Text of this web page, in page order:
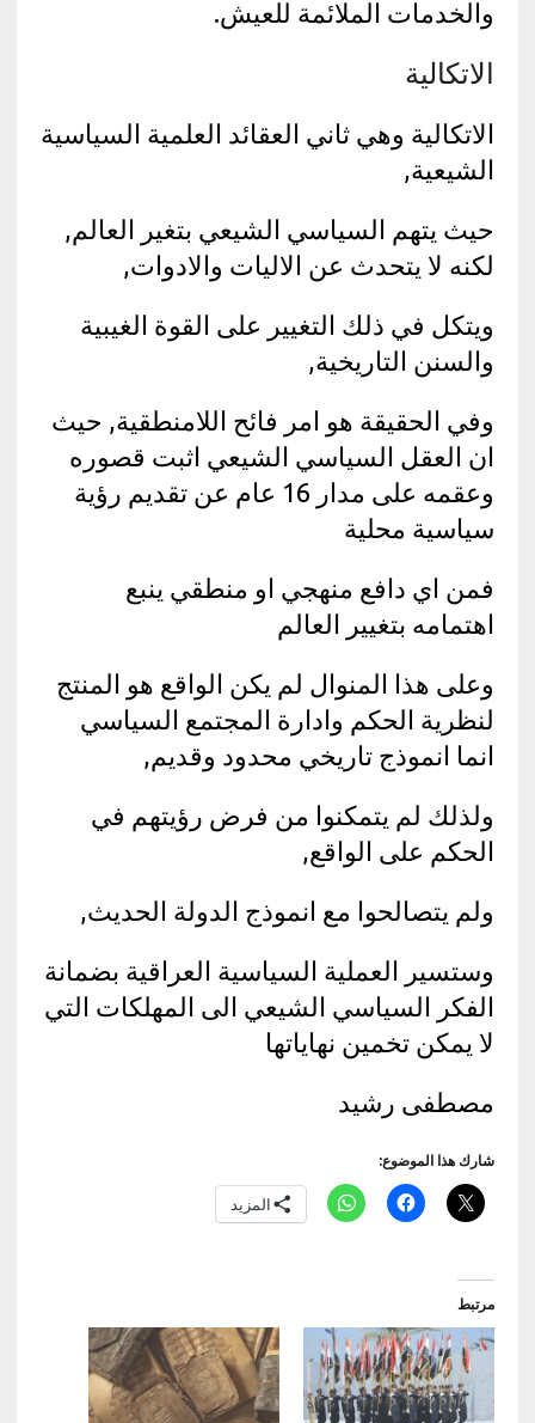
والخدمات الملائمة للعيش.
الاتكالية
الاتكالية وهي ثاني العقائد العلمية السياسية
الشيعية,
حيث يتهم السياسي الشيعي بتغير العالم,
لكنه لا يتحدث عن الاليات والادوات,
ويتكل في ذلك التغيير على القوة الغيبية
والسنن التاريخية,
وفي الحقيقة هو امر فائح اللامنطقية, حيث
ان العقل السياسي الشيعي اثبت قصوره
وعقمه على مدار 16 عام عن تقديم رؤية
سياسية محلية
فمن اي دافع منهجي او منطقي ينبع
اهتمامه بتغيير العالم
وعلى هذا المنوال لم يكن الواقع هو المنتج
لنظرية الحكم وادارة المجتمع السياسي
انما انموذج تاريخي محدود وقديم,
ولذلك لم يتمكنوا من فرض رؤيتهم في
الحكم على الواقع,
ولم يتصالحوا مع انموذج الدولة الحديث,
وستسير العملية السياسية العراقية بضمانة
الفكر السياسي الشيعي الى المهلكات التي
لا يمكن تخمين نهاياتها
مصطفى رشيد
شارك هذا الموضوع:
المزيد
مرتبط